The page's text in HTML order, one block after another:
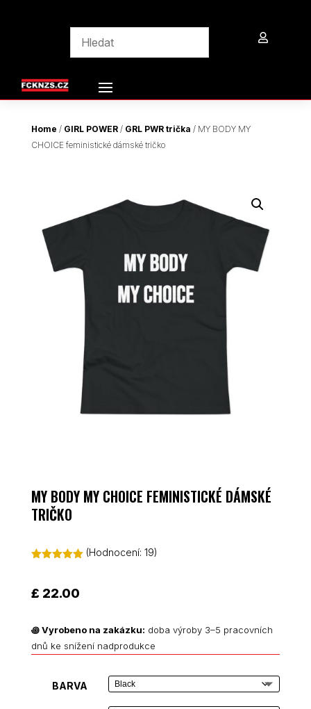

Home / GIRL POWER/ GRL PWR trička / MY BODY MY
CHOICE feministické dámské tričko
MY BODY MY CHOICE FEMINISTICKÉ DÁMSKÉ
TRIČKO
základě
hodnocení
(Hodnocení:19)
£ 22.00
꩜Vyrobeno na zakázku: doba výroby 3–5 pracovních
dnů ke snížení nadprodukce
BARVA